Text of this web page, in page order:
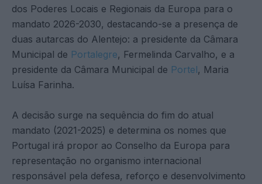
dos Poderes Locais e Regionais da Europa para o
mandato 2026-2030, destacando-se a presença de
duas autarcas do Alentejo: a presidente da Câmara
Municipal de Portalegre, Fermelinda Carvalho, e a
presidente da Câmara Municipal de Portel, Maria
Luísa Farinha.
A decisão surge na sequência do fim do atual
mandato (2021-2025) e determina os nomes que
Portugal irá propor ao Conselho da Europa para
representação no organismo internacional
responsável pela defesa, reforço e desenvolvimento